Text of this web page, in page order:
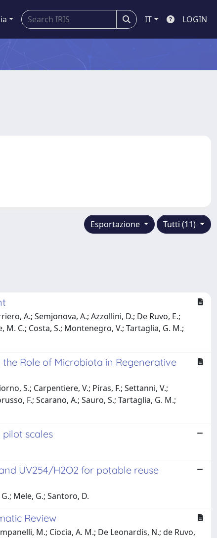
IT LOGIN
Tutti (11)
Esportazione
A.; Semjonova, A.; Azzollini, D.; De Ruvo, E.;
C.; Costa, S.; Montenegro, V.; Tartaglia, G. M.;
Role of Microbiota in Regenerative
S.; Carpentiere, V.; Piras, F.; Settanni, V.;
F.; Scarano, A.; Sauro, S.; Tartaglia, G. M.;
scales
UV254/H2O2 for potable reuse
Mele, G.; Santoro, D.
Review
M.; Ciocia, A. M.; De Leonardis, N.; de Ruvo,